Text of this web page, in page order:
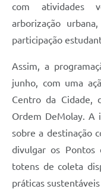
com atividades
arborização
participação
Assim, a
junho, com uma
Centro da Cidade,
Ordem DeMolay. A
sobre a destinação
divulgar os Pontos
totens de coleta
práticas